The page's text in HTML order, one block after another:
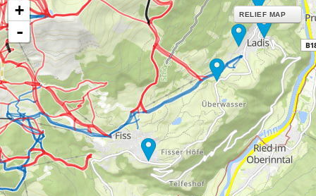
+
-
RELIEF MAP